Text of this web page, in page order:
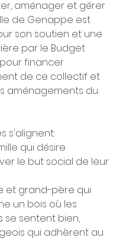
aménager et gérer
de Genappe est
son soutien et une
par le Budget
financer
de ce collectif et
aménagements du
s'alignent:
qui désire
le but social de leur
et grand-père qui
un bois où les
se sentent bien,
qui adhèrent au